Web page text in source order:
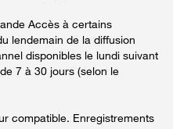
Accès à certains
lendemain de la diffusion
disponibles le lundi suivant
7 à 30 jours (selon le
compatible. Enregistrements